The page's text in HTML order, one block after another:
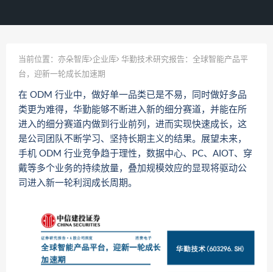
当前位置： 亦朵智库 企业库
华勤技术研究报告：全球智能产品平
台，迎新一轮成长加速期
在 ODM 行业中，做好单一品类已是不易，同时做好多品
类更为难得，华勤能够不断进入新的细分赛道，并能在所
进入的细分赛道内做到行业前列，进而实现快速成长，这
是公司团队不断学习、坚持长期主义的结果。展望未来，
手机 ODM 行业竞争趋于理性，数据中心、PC、AIOT、穿
戴等多个业务的持续放量，叠加规模效应的显现将驱动公
司进入新一轮利润成长周期。